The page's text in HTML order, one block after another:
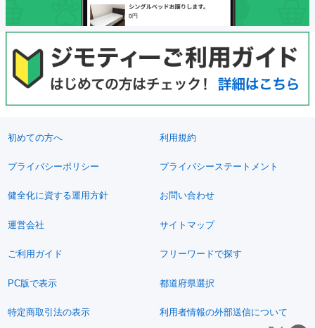
初めての方へ 利用規約
プライバシーポリシー プライバシーステートメント
健全化に資する運用方針 お問い合わせ
運営会社 サイトマップ
ご利用ガイド フリーワードで探す
PC版で表示 都道府県選択
特定商取引法の表示 利用者情報の外部送信について